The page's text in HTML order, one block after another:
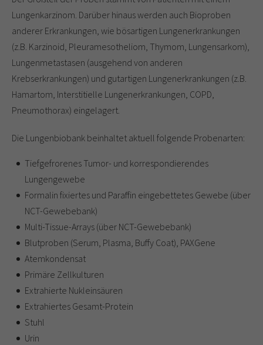
Lungenkarzinom. Darüber hinaus werden auch Bioproben
anderer Erkrankungen, wie bösartigen Lungenerkrankungen
(z.B. Karzinoid, Pleuramesotheliom, Thymom, Lungensarkom),
Lungenmetastasen (ausgehend von anderen
Krebserkrankungen) und gutartigen Lungenerkrankungen (z.B.
Hamartom, Interstitielle Lungenerkrankungen, COPD,
Pneumothorax) eingelagert.
Die Lungenbiobank beinhaltet aktuell folgende Probenarten:
Tiefgefrorenes Tumor- und korrespondierendes
Lungengewebe
Formalin fixiertes und Paraffin eingebettetes Gewebe (über
NCT-Gewebebank)
Multi-Tissue-Arrays (über NCT-Gewebebank)
Blutproben (Serum, Plasma, Buffy Coat), PAXGene
Atemkondensat
Primäre Zellkulturen
Extrahierte Nukleinsäuren
Extrahiertes Gesamt-Protein
Stuhl
Urin